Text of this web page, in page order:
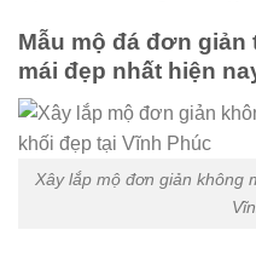
Mẫu mộ đá đơn giản
mái đẹp nhất hiện
Xây lắp mộ đơn giản không